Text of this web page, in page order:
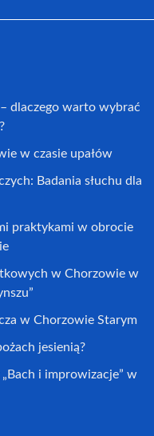
dlaczego warto wybrać
w czasie upałów
Badania słuchu dla
praktykami w obrocie
w Chorzowie w
w Chorzowie Starym
jesienią?
i improwizacje” w